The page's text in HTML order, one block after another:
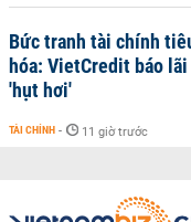
Bức tranh tài chính
hóa: VietCredit báo
'hụt hơi'
TÀI CHÍNH - 11 giờ trước